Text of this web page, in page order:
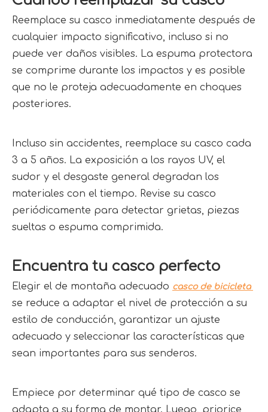
Reemplace su casco inmediatamente después de
cualquier impacto significativo, incluso si no
puede ver daños visibles. La espuma protectora
se comprime durante los impactos y es posible
que no le proteja adecuadamente en choques
posteriores.
Incluso sin accidentes, reemplace su casco cada
3 a 5 años. La exposición a los rayos UV, el
sudor y el desgaste general degradan los
materiales con el tiempo. Revise su casco
periódicamente para detectar grietas, piezas
sueltas o espuma comprimida.
Encuentra tu casco perfecto
Elegir el de montaña adecuado casco de bicicleta
se reduce a adaptar el nivel de protección a su
estilo de conducción, garantizar un ajuste
adecuado y seleccionar las características que
sean importantes para sus senderos.
Empiece por determinar qué tipo de casco se
adapta a su forma de montar. Luego, priorice